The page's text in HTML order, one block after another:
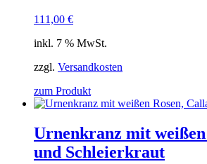
111,00 €
inkl. 7 % MwSt.
zzgl. Versandkosten
zum Produkt
Urnenkranz mit
und Schleierkraut